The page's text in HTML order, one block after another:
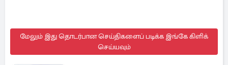
மேலும் இது தொடர்பான செய்திகளைப் படிக்க இங்கே கிளிக்
செய்யவும்